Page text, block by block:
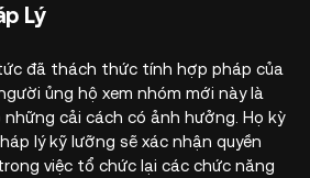
Lý
đã thách thức tính hợp pháp của
ủng hộ xem nhóm mới này là
cải cách có ảnh hưởng. Họ kỳ
lý kỹ lưỡng sẽ xác nhận quyền
việc tổ chức lại các chức năng